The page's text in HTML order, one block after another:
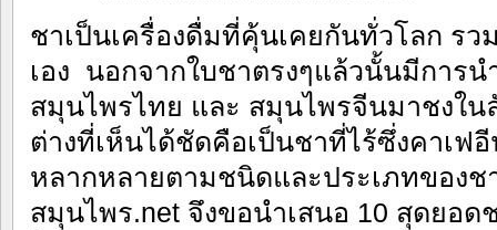
ชาเป็นเครื่องดื่มที่คุ้นเคยกันทั่วโลก รว
เอง นอกจากใบชาตรงๆแล้วนั้นมีการ
สมุนไพรไทย และ สมุนไพรจีนมาชงใ
ต่างที่เห็นได้ชัดคือเป็นชาที่ไร้ซึ่งคาเ
หลากหลายตามชนิดและประเภทของช
สมุนไพร.net จึงขอนำเสนอ 10 สุดยอ